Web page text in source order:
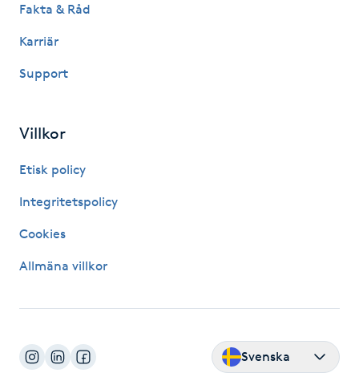
Lashlift Keratin
LPG-behandling
LPG-massage
Fakta & Råd
Karriär
Support
Villkor
Etisk policy
Integritetspolicy
Cookies
Allmäna villkor
Svenska